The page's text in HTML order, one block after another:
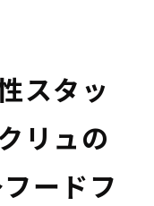
スタッ
リュの
ードフ